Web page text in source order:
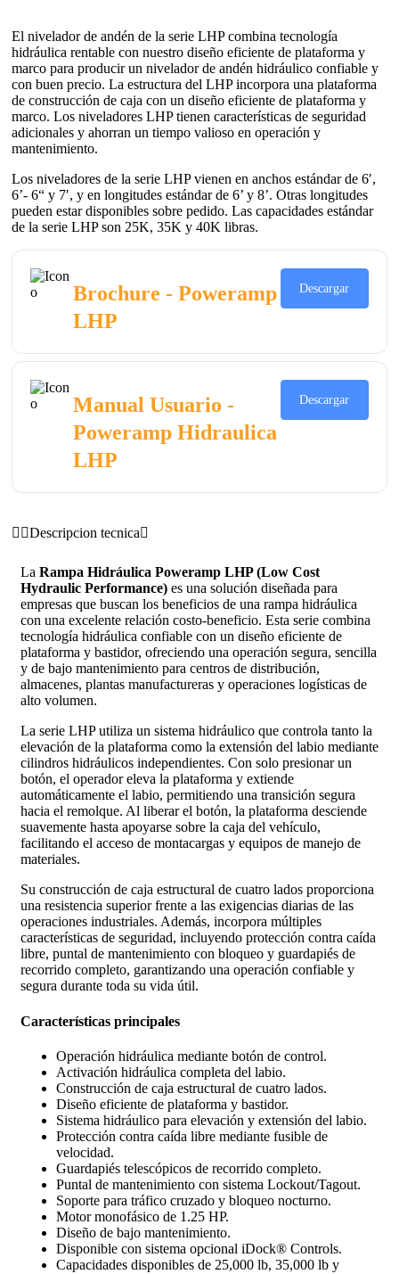
El nivelador de andén de la serie LHP combina tecnología
hidráulica rentable con nuestro diseño eficiente de plataforma y
marco para producir un nivelador de andén hidráulico confiable y
con buen precio. La estructura del LHP incorpora una plataforma
de construcción de caja con un diseño eficiente de plataforma y
marco. Los niveladores LHP tienen características de seguridad
adicionales y ahorran un tiempo valioso en operación y
mantenimiento.
Los niveladores de la serie LHP vienen en anchos estándar de 6′,
6’- 6“ y 7′, y en longitudes estándar de 6’ y 8’. Otras longitudes
pueden estar disponibles sobre pedido. Las capacidades estándar
de la serie LHP son 25K, 35K y 40K libras.
Brochure - Poweramp
LHP
Descargar
Manual Usuario -
Poweramp Hidraulica
LHP
Descargar
Descripcion tecnica
La Rampa Hidráulica Poweramp LHP (Low Cost
Hydraulic Performance) es una solución diseñada para
empresas que buscan los beneficios de una rampa hidráulica
con una excelente relación costo-beneficio. Esta serie combina
tecnología hidráulica confiable con un diseño eficiente de
plataforma y bastidor, ofreciendo una operación segura, sencilla
y de bajo mantenimiento para centros de distribución,
almacenes, plantas manufactureras y operaciones logísticas de
alto volumen.
La serie LHP utiliza un sistema hidráulico que controla tanto la
elevación de la plataforma como la extensión del labio mediante
cilindros hidráulicos independientes. Con solo presionar un
botón, el operador eleva la plataforma y extiende
automáticamente el labio, permitiendo una transición segura
hacia el remolque. Al liberar el botón, la plataforma desciende
suavemente hasta apoyarse sobre la caja del vehículo,
facilitando el acceso de montacargas y equipos de manejo de
materiales.
Su construcción de caja estructural de cuatro lados proporciona
una resistencia superior frente a las exigencias diarias de las
operaciones industriales. Además, incorpora múltiples
características de seguridad, incluyendo protección contra caída
libre, puntal de mantenimiento con bloqueo y guardapiés de
recorrido completo, garantizando una operación confiable y
segura durante toda su vida útil.
Características principales
Operación hidráulica mediante botón de control.
Activación hidráulica completa del labio.
Construcción de caja estructural de cuatro lados.
Diseño eficiente de plataforma y bastidor.
Sistema hidráulico para elevación y extensión del labio.
Protección contra caída libre mediante fusible de
velocidad.
Guardapiés telescópicos de recorrido completo.
Puntal de mantenimiento con sistema Lockout/Tagout.
Soporte para tráfico cruzado y bloqueo nocturno.
Motor monofásico de 1.25 HP.
Diseño de bajo mantenimiento.
Disponible con sistema opcional iDock® Controls.
Capacidades disponibles de 25,000 lb, 35,000 lb y